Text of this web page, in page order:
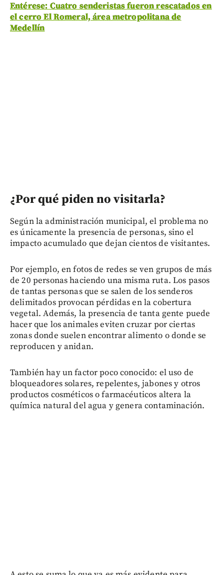
Entérese: Cuatro senderistas fueron rescatados en
el cerro El Romeral, área metropolitana de
Medellín
¿Por qué piden no visitarla?
Según la administración municipal, el problema no
es únicamente la presencia de personas, sino el
impacto acumulado que dejan cientos de visitantes.
Por ejemplo, en fotos de redes se ven grupos de más
de 20 personas haciendo una misma ruta. Los pasos
de tantas personas que se salen de los senderos
delimitados provocan pérdidas en la cobertura
vegetal. Además, la presencia de tanta gente puede
hacer que los animales eviten cruzar por ciertas
zonas donde suelen encontrar alimento o donde se
reproducen y anidan.
También hay un factor poco conocido: el uso de
bloqueadores solares, repelentes, jabones y otros
productos cosméticos o farmacéuticos altera la
química natural del agua y genera contaminación.